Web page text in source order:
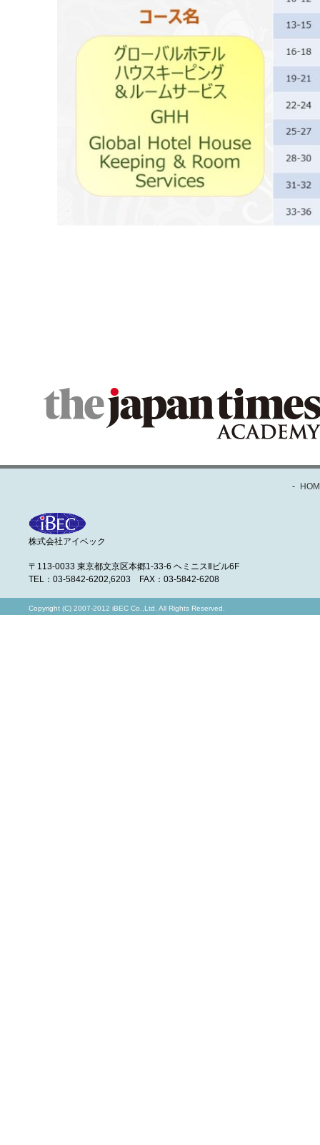
株式会社アイベック
〒113-0033 東京都文京区本郷1-33-6 ヘミニスⅡビル6F
TEL：03-5842-6202,6203 FAX：03-5842-6208
-
Copyright (C) 2007-2012 iBEC Co.,Ltd. All Rights Reserved.